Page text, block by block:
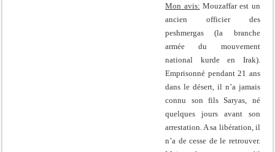
Mon avis: Mouzaffar est un
ancien officier des
peshmergas (la branche
armée du mouvement
national kurde en Irak).
Emprisonné pendant 21 ans
dans le désert, il n’a jamais
connu son fils Saryas, né
quelques jours avant son
arrestation. A sa libération, il
n’a de cesse de le retrouver.